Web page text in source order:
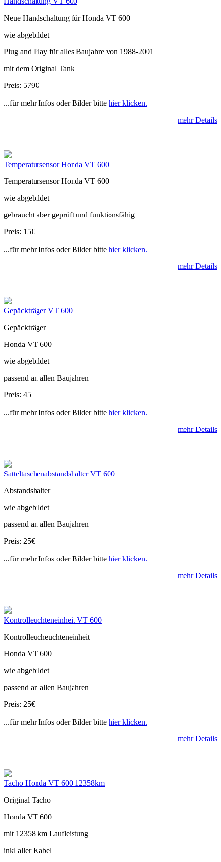
Neue Handschaltung für Honda VT 600
wie abgebildet
Plug and Play für alles Baujahre von 1988-2001
mit dem Original Tank
Preis: 579€
...für mehr Infos oder Bilder bitte hier klicken.
mehr Details
Temperatursensor Honda VT 600
Temperatursensor Honda VT 600
wie abgebildet
gebraucht aber geprüft und funktionsfähig
Preis: 15€
...für mehr Infos oder Bilder bitte hier klicken.
mehr Details
Gepäckträger VT 600
Gepäckträger
Honda VT 600
wie abgebildet
passend an allen Baujahren
Preis: 45
...für mehr Infos oder Bilder bitte hier klicken.
mehr Details
Satteltaschenabstandshalter VT 600
Abstandshalter
wie abgebildet
passend an allen Baujahren
Preis: 25€
...für mehr Infos oder Bilder bitte hier klicken.
mehr Details
Kontrolleuchteneinheit VT 600
Kontrolleucheuchteneinheit
Honda VT 600
wie abgebildet
passend an allen Baujahren
Preis: 25€
...für mehr Infos oder Bilder bitte hier klicken.
mehr Details
Tacho Honda VT 600 12358km
Original Tacho
Honda VT 600
mit 12358 km Laufleistung
inkl aller Kabel